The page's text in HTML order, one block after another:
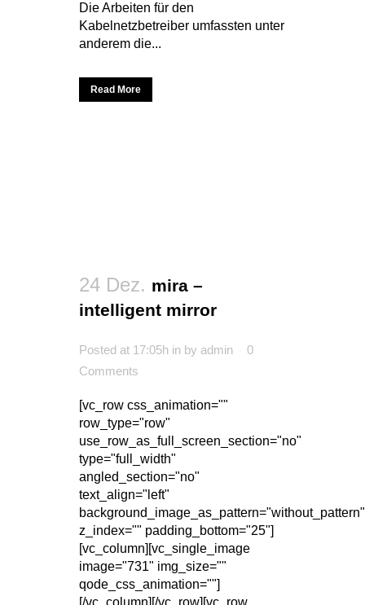
Die Arbeiten für den
Kabelnetzbetreiber umfassten unter
anderem die...
Read More
24 Dez. mira –
intelligent mirror
Posted at 17:05h in by admin
0
Comments
[vc_row css_animation=""
row_type="row"
use_row_as_full_screen_section="no"
type="full_width"
angled_section="no"
text_align="left"
background_image_as_pattern="without_pattern"
z_index="" padding_bottom="25"]
[vc_column][vc_single_image
image="731" img_size=""
qode_css_animation=""]
[/vc_column][/vc_row][vc_row